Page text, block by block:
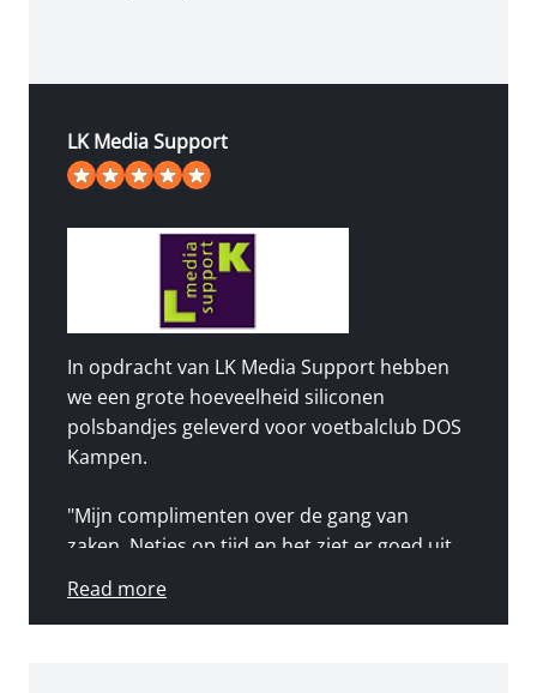
LK Media Support
In opdracht van LK Media Support hebben
we een grote hoeveelheid siliconen
polsbandjes geleverd voor voetbalclub DOS
Kampen.
"Mijn complimenten over de gang van
zaken. Netjes op tijd en het ziet er goed uit.
Vanaf zaterdag gaan de polsbandjes in de
verkoop, en ben ik benieuwd hoe het
Read more